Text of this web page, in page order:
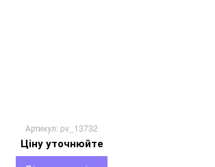
Артикул: pv_13732
Ціну уточнюйте